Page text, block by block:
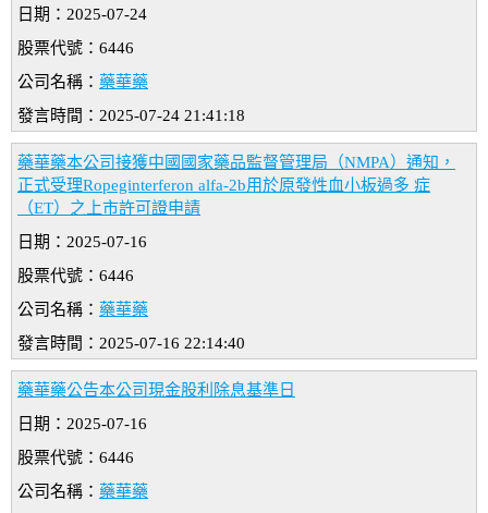
日期：2025-07-24
股票代號：6446
公司名稱： 藥華藥
發言時間：2025-07-24 21:41:18
藥華藥本公司接獲中國國家藥品監督管理局（NMPA）通知，
正式受理Ropeginterferon alfa-2b用於原發性血小板過多 症
（ET）之上市許可證申請
日期：2025-07-16
股票代號：6446
公司名稱： 藥華藥
發言時間：2025-07-16 22:14:40
藥華藥公告本公司現金股利除息基準日
日期：2025-07-16
股票代號：6446
公司名稱： 藥華藥